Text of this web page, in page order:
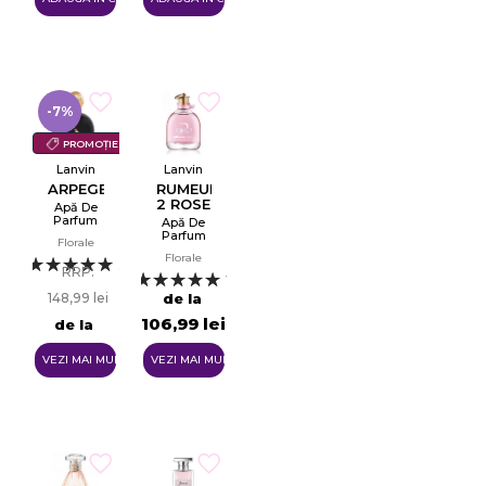
PROMOȚIE
-7%
Lanvin
ARPEGE
Apă De
Parfum
Florale
de la
RRP:
148,99 lei
138,99 lei
VEZI MAI MULTE
Lanvin
RUMEUR
2 ROSE
Apă De
Parfum
Florale
1
de la
106,99 lei
VEZI MAI MULTE